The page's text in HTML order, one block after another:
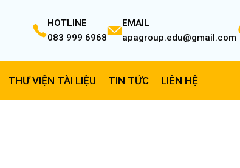
HOTLINE
083 999 6968
EMAIL
apagroup.edu@gmail.com
THƯ VIỆN TÀI LIỆU TIN TỨC LIÊN HỆ